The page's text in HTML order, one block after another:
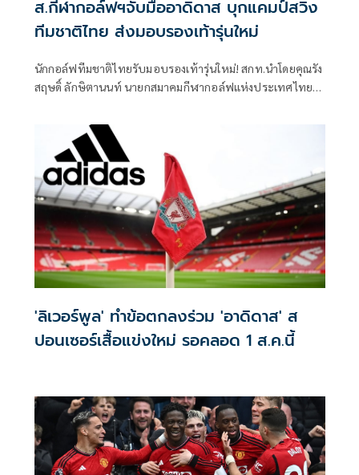
ส.กีฬากอล์ฟฯจับมืออาดิดาส บุกแคมป์สวิง
ทีมชาติไทย ส่งมอบรองเท้ารุ่นใหม่
นักกอล์ฟทีมชาติไทยรับมอบรองเท้ารุ่นใหม่! สกท.นำโดยคุณรัง
สฤษดิ์ ลักษิตานนท์ นายกสมาคมกีฬากอล์ฟแห่งประเทศไทยใน
คุณนิศารัตน์ ฉายมงคลชัย ผู้จัดการอาวุโสฝ่ายธุรกิจ อาดิดาส
กอล์ฟ บริษัท อาดิดาส (ประเทศไทย) จำกัด, มร.ไบรอัน หลิง เฮ
ดออฟโปรดักส์ แอนด์ ฟุตแวร์ อี-มาร์เก็ต อาดิดาส กอล์ฟ, เต๋า
เศรษฐพงศ์ เพียงพอ แบรนด์แอมบาสเดอร์ อาดิดาส กอล์ฟ
พร้อมทีมงานนำ adizero ZG Lo BOA. รองเท้ากอล์ฟรุ่นใหม่
ล่าสุด มอบให้กับนักกีฬาทีมชาติไทยขณะเข้าแคมป์เก็บตัวฝึก
ซ้อม เพื่อให้น้องๆ ได้ใช้ในการซ้อมและการแข่งขันรายการต่างๆ
ในนามนักกอล์ฟตัวแทนทีมชาติไทย ณ รอยัล ฮิลส์ กอล์ฟ
รีสอร์ท แอนด์ สปา เมื่อวันที่เดือนสิงหาคม 2568 ที่ผ่านมา
'ลิเวอร์พูล' ทำข้อตกลงร่วม 'อาดิดาส' ส
ปอนเซอร์เสื้อแข่งใหม่ รอคลอด 1 ส.ค.นี้